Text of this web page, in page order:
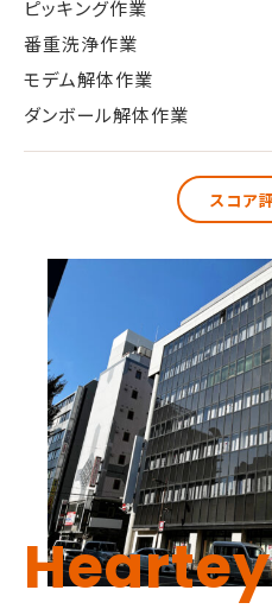
ピッキング作業
番重洗浄作業
モデム解体作業
ダンボール解体作業
スコア